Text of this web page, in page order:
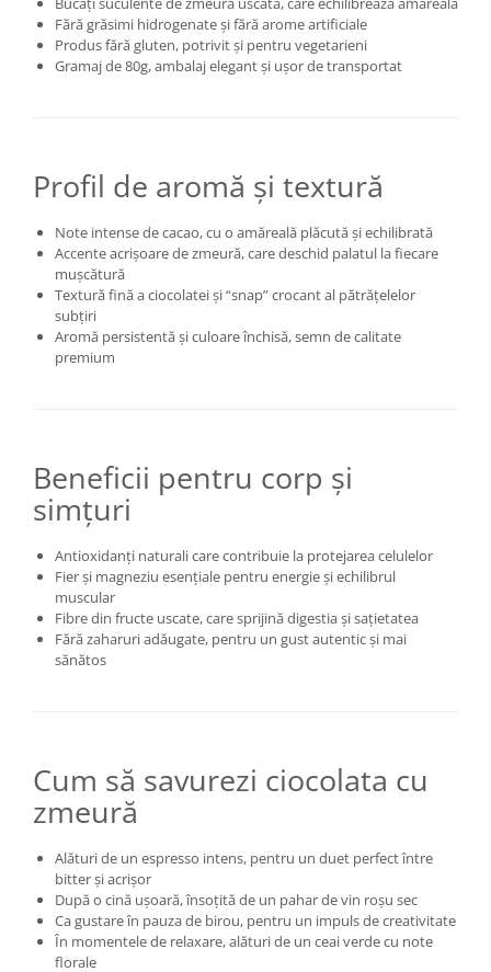
Fără grăsimi hidrogenate și fără arome artificiale
Produs fără gluten, potrivit și pentru vegetarieni
Gramaj de 80g, ambalaj elegant și ușor de transportat
Profil de aromă și textură
Note intense de cacao, cu o amăreală plăcută și echilibrată
Accente acrișoare de zmeură, care deschid palatul la fiecare
mușcătură
Textură fină a ciocolatei și “snap” crocant al pătrățelelor
subțiri
Aromă persistentă și culoare închisă, semn de calitate
premium
Beneficii pentru corp și
simțuri
Antioxidanți naturali care contribuie la protejarea celulelor
Fier și magneziu esențiale pentru energie și echilibrul
muscular
Fibre din fructe uscate, care sprijină digestia și sațietatea
Fără zaharuri adăugate, pentru un gust autentic și mai
sănătos
Cum să savurezi ciocolata cu
zmeură
Alături de un espresso intens, pentru un duet perfect între
bitter și acrișor
După o cină ușoară, însoțită de un pahar de vin roșu sec
Ca gustare în pauza de birou, pentru un impuls de creativitate
În momentele de relaxare, alături de un ceai verde cu note
florale